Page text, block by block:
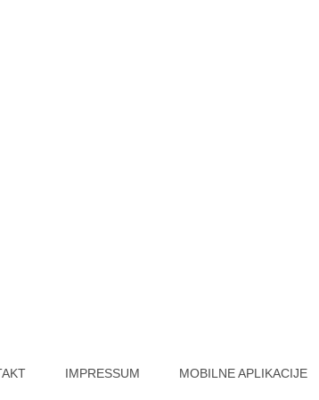
IMPRESSUM MOBILNE APLIKACIJE